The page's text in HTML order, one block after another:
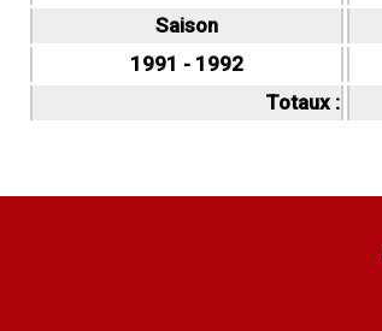
Saison
1991 - 1992
Totaux :